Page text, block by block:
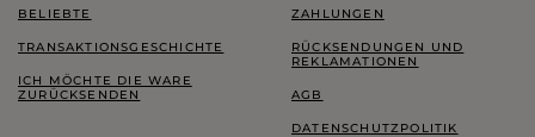
BELIEBTE
TRANSAKTIONSGESCHICHTE
ICH MÖCHTE DIE WARE
ZURÜCKSENDEN
ZAHLUNGEN
RÜCKSENDUNGEN UND
REKLAMATIONEN
AGB
DATENSCHUTZPOLITIK